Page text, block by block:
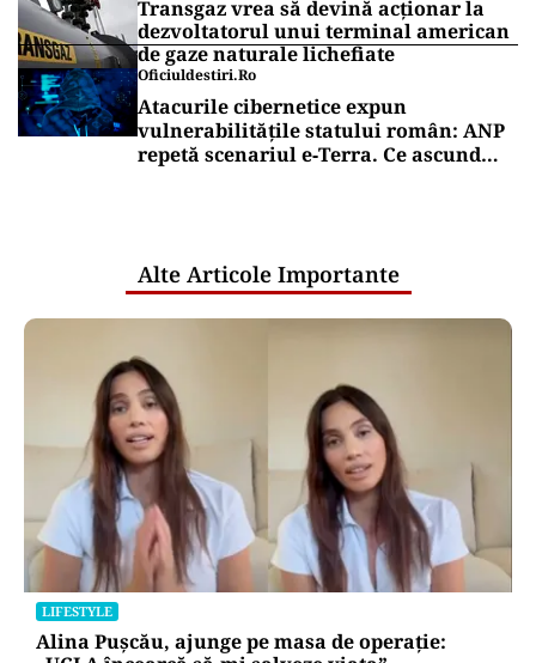
Transgaz vrea să devină acționar la
dezvoltatorul unui terminal american
de gaze naturale lichefiate
Oficiuldestiri.ro
Atacurile cibernetice expun
vulnerabilitățile statului român: ANP
repetă scenariul e‑Terra. Ce ascund
Alte Articole Importante
LIFESTYLE
Alina Pușcău, ajunge pe masa de operație: